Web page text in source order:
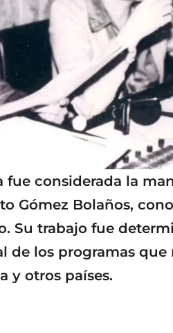
fue considerada la
Gómez Bolaños,
Su trabajo fue
de los programas que
y otros países.